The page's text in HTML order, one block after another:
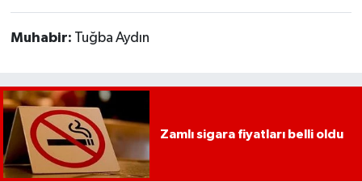
Muhabir: Tuğba Aydın
Zamlı sigara fiyatları belli oldu